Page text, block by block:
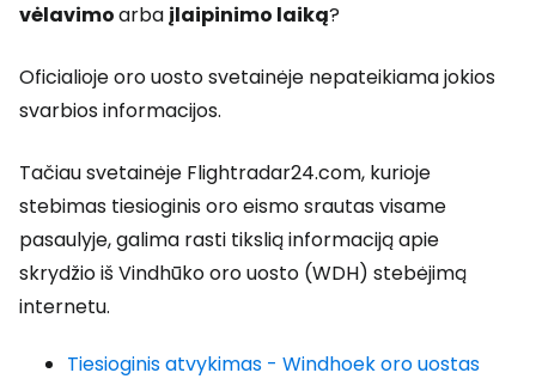
vėlavimoarbaįlaipinimo laiką?
Oficialioje oro uosto svetainėje nepateikiama jokios
svarbios informacijos.
Tačiau svetainėje Flightradar24.com, kurioje
stebimas tiesioginis oro eismo srautas visame
pasaulyje, galima rasti tikslią informaciją apie
skrydžio iš Vindhūko oro uosto (WDH) stebėjimą
internetu.
Tiesioginis atvykimas - Windhoek oro uostas